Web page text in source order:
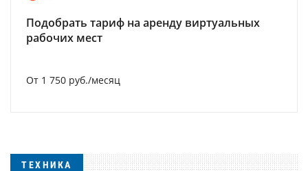
Подобрать тариф на аренду виртуальных
рабочих мест
От 1 750 руб./месяц
ТЕХНИКА